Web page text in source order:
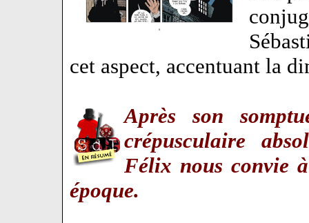
cet aspect, accentuant la
Après son
crépusculaire
Félix nous convie
époque.